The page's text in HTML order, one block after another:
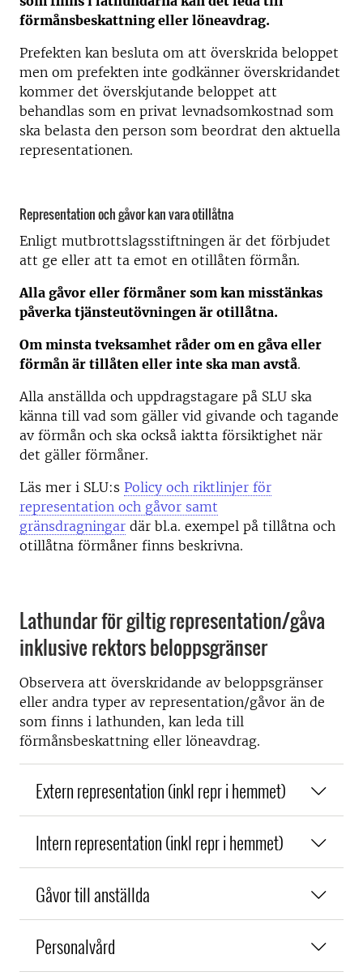
förmånsbeskattning eller löneavdrag.
Prefekten kan besluta om att överskrida beloppet
men om prefekten inte godkänner överskridandet
kommer det överskjutande beloppet att
behandlas som en privat levnadsomkostnad som
ska belasta den person som beordrat den aktuella
representationen.
Representation och gåvor kan vara otillåtna
Enligt mutbrottslagsstiftningen är det förbjudet
att ge eller att ta emot en otillåten förmån.
Alla gåvor eller förmåner som kan misstänkas
påverka tjänsteutövningen är otillåtna.
Om minsta tveksamhet råder om en gåva eller
förmån är tillåten eller inte ska man avstå.
Alla anställda och uppdragstagare på SLU ska
känna till vad som gäller vid givande och tagande
av förmån och ska också iaktta försiktighet när
det gäller förmåner.
Läs mer i SLU:s Policy och riktlinjer för
representation och gåvor samt
gränsdragningar där bl.a. exempel på tillåtna och
otillåtna förmåner finns beskrivna.
Lathundar för giltig representation/gåva
inklusive rektors beloppsgränser
Observera att överskridande av beloppsgränser
eller andra typer av representation/gåvor än de
som finns i lathunden, kan leda till
förmånsbeskattning eller löneavdrag.
Extern representation (inkl repr i hemmet)
Intern representation (inkl repr i hemmet)
Gåvor till anställda
Personalvård